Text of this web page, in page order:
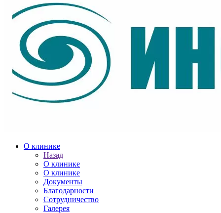
О клинике
Назад
О клинике
О клинике
Документы
Благодарности
Сотрудничество
Галерея